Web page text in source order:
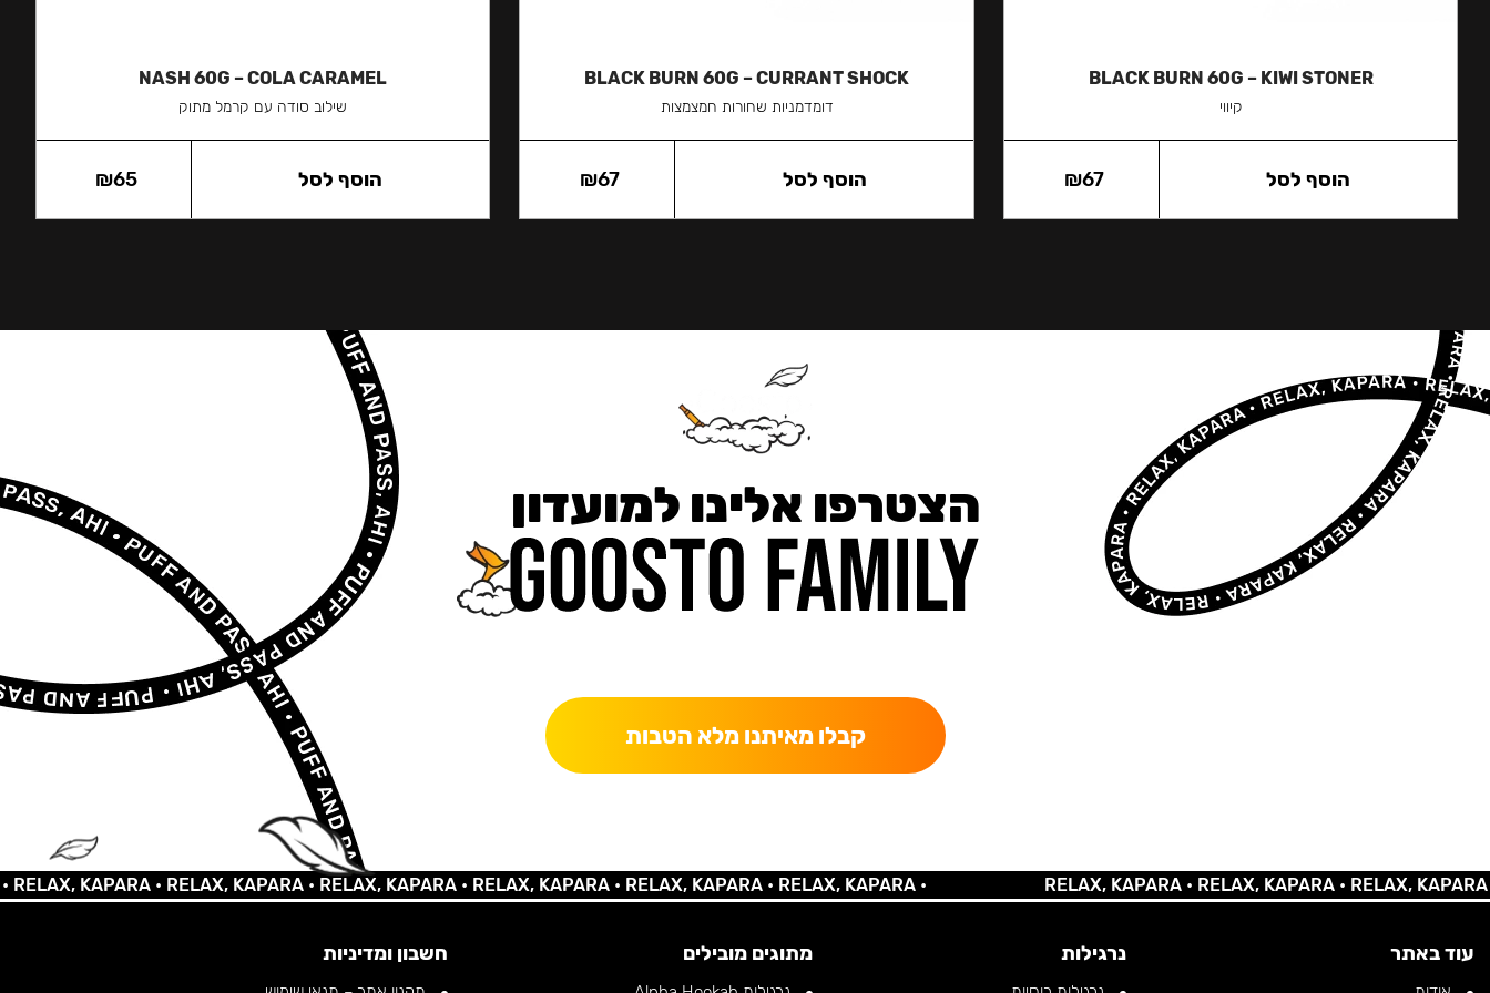
BLACK BURN 60G – KIWI STONER
קיווי
₪67 הוסף לסל
BLACK BURN 60G – CURRANT SHOCK
דומדמניות שחורות חמצמצות
₪67 הוסף לסל
NASH 60G – COLA CARAMEL
שילוב סודה עם קרמל מתוק
₪65 הוסף לסל
הצטרפו אלינו למועדון
קבלו מאיתנו מלא הטבות
KAPARA •RELAX, KAPARA •RELAX, KAPARA •RELAX, KAPARA •RELAX, KAPARA •RELAX, KAPARA • RELAX, KAPARA •RELAX, KAPARA •RELAX, KAPARA •
עוד באתר נרגילות מתוגים מובילים חשבון ומדיניות